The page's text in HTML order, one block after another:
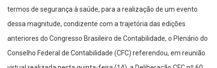
termos de segurança à saúde, para a realização de um evento
dessa magnitude, condizente com a trajetória das edições
anteriores do Congresso Brasileiro de Contabilidade, o Plenário do
Conselho Federal de Contabilidade (CFC) referendou, em reunião